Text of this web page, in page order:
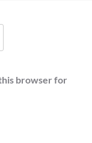
browser for